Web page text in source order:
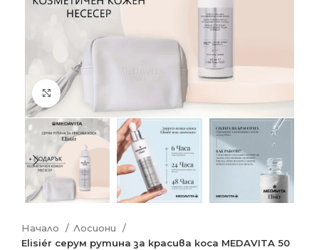
Click to enlarge
Начало
Лосиони
Elisiér серум рутина за красива коса MEDAVITA 50